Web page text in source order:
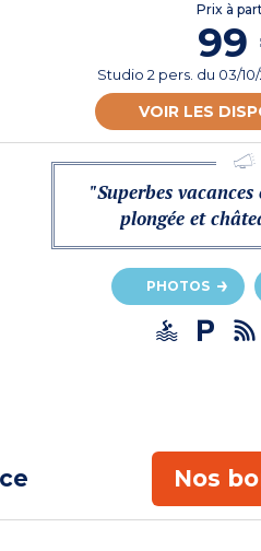
Prix à
99
Studio 2 pers. du 03/
VOIR LES
"Superbes
plongée et
PHOTOS
Nos